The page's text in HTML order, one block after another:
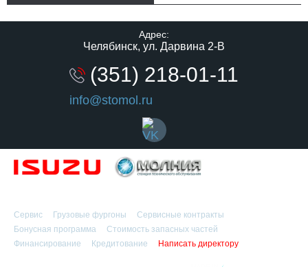
Адрес:
Челябинск, ул. Дарвина 2-В
(351) 218-01-11
info@stomol.ru
Сервис Грузовые фургоны
Сервисные контракты
Бонусная программа
Стоимость запасных частей
Финансирование
Кредитование Написать директору